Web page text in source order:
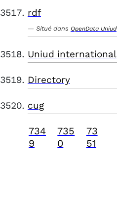
rdf
Situé dans OpenData Uniud
Uniud international
Directory
cug
734
9
735
0
73
51